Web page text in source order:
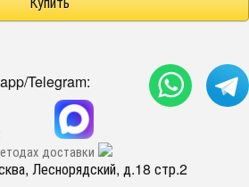
Telegram:
МАХ:
доставки
Леснорядский, д.18 стр.2